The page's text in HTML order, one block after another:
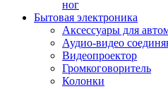
ног
Бытовая электроника
Аксессуары для
Аудио-видео
Видеопроектор
Громкоговоритель
Колонки